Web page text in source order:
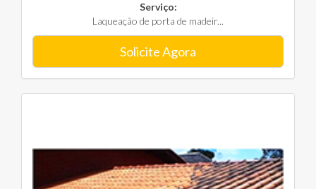
Serviço:
Laqueação de porta de madeir...
Solicite Agora